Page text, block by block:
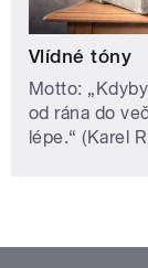
Vlídné tóny
Motto:
od rána do
lépe.“ (Karel